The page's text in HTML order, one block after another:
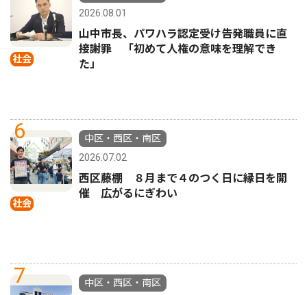
社会
2026.08.01
山中市長、パワハラ認定受け告発職員に直
接謝罪 「初めて人権の意味を理解でき
た」
6
社会
中区・西区・南区
2026.07.02
西区藤棚 ８月まで４のつく日に縁日を開
催 広がるにぎわい
7
中区・西区・南区